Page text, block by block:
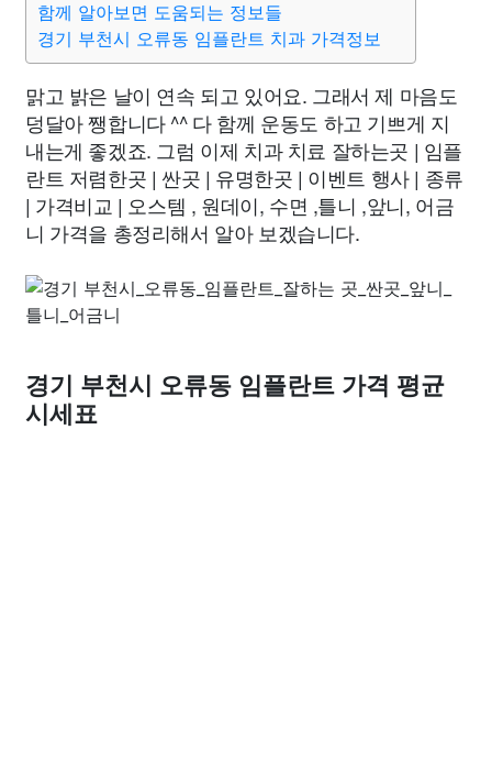
함께 알아보면 도움되는 정보들
경기 부천시 오류동 임플란트 치과 가격정보
맑고 밝은 날이 연속 되고 있어요. 그래서 제 마음도
덩달아 쨍합니다 ^^ 다 함께 운동도 하고 기쁘게 지
내는게 좋겠죠. 그럼 이제 치과 치료 잘하는곳 | 임플
란트 저렴한곳 | 싼곳 | 유명한곳 | 이벤트 행사 | 종류
| 가격비교 | 오스템 , 원데이, 수면 ,틀니 ,앞니, 어금
니 가격을 총정리해서 알아 보겠습니다.
경기 부천시 오류동 임플란트 가격 평균
시세표